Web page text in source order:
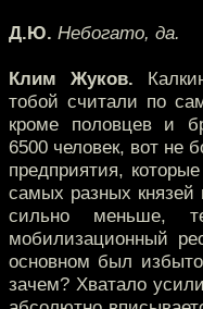
Д.Ю. Небогато, да.
Клим Жуков.
тобой считали по
кроме половцев и
6500 человек, вот не
предприятия,
самых разных князей
сильно меньше,
мобилизационный
основном был
зачем? Хватало